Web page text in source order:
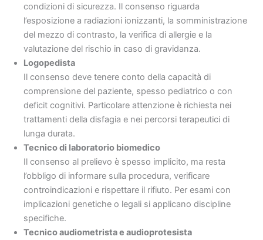
condizioni di sicurezza. Il consenso riguarda
l’esposizione a radiazioni ionizzanti, la somministrazione
del mezzo di contrasto, la verifica di allergie e la
valutazione del rischio in caso di gravidanza.
Logopedista
Il consenso deve tenere conto della capacità di
comprensione del paziente, spesso pediatrico o con
deficit cognitivi. Particolare attenzione è richiesta nei
trattamenti della disfagia e nei percorsi terapeutici di
lunga durata.
Tecnico di laboratorio biomedico
Il consenso al prelievo è spesso implicito, ma resta
l’obbligo di informare sulla procedura, verificare
controindicazioni e rispettare il rifiuto. Per esami con
implicazioni genetiche o legali si applicano discipline
specifiche.
Tecnico audiometrista e audioprotesista